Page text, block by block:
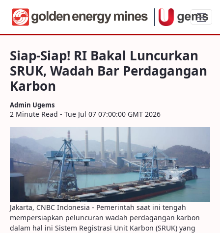
Siap-Siap! RI Bakal Luncurkan SRUK,
Siap-Siap! RI Bakal Luncurkan
SRUK, Wadah Bar Perdagangan
Karbon
Admin Ugems
2 Minute Read - Tue Jul 07 07:00:00 GMT 2026
Jakarta, CNBC Indonesia - Pemerintah saat ini tengah
mempersiapkan peluncuran wadah perdagangan karbon
dalam hal ini Sistem Registrasi Unit Karbon (SRUK) yang